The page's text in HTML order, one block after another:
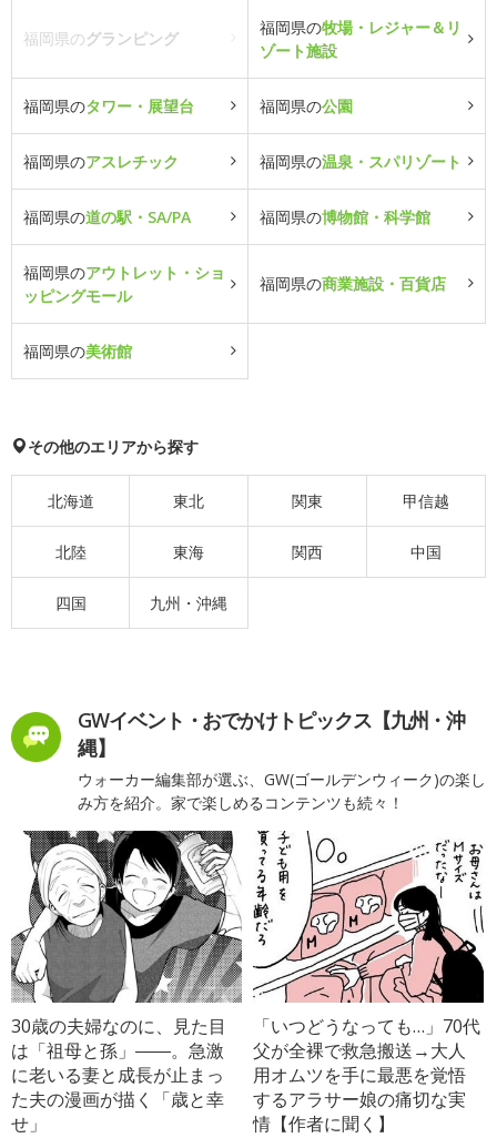
福岡県のグランピング
福岡県の牧場・レジャー＆リ
ゾート施設
福岡県のタワー・展望台 福岡県の公園
福岡県のアスレチック 福岡県の温泉・スパリゾート
福岡県の道の駅・SA/PA 福岡県の博物館・科学館
福岡県のアウトレット・ショ
ッピングモール
福岡県の商業施設・百貨店
福岡県の美術館
その他のエリアから探す
北海道 東北 関東 甲信越
北陸 東海 関西 中国
四国 九州・沖縄
GWイベント・おでかけトピックス【九州・沖
縄】
ウォーカー編集部が選ぶ、GW(ゴールデンウィーク)の楽し
み方を紹介。家で楽しめるコンテンツも続々！
30歳の夫婦なのに、見た目
は「祖母と孫」――。急激
に老いる妻と成長が止まっ
た夫の漫画が描く「歳と幸
せ」
「いつどうなっても…」70代
父が全裸で救急搬送→大人
用オムツを手に最悪を覚悟
するアラサー娘の痛切な実
情【作者に聞く】